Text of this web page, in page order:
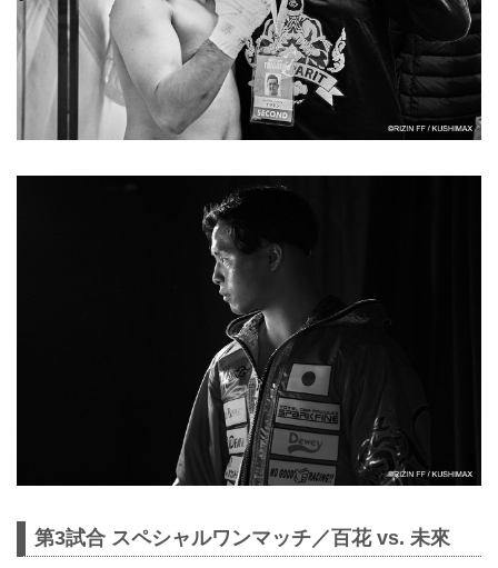
第3試合 スペシャルワンマッチ／百花 vs. 未來